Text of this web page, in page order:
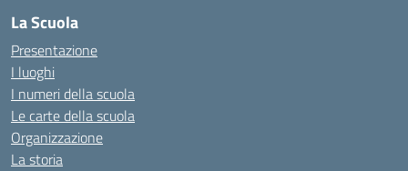
La Scuola
Presentazione
I luoghi
I numeri della scuola
Le carte della scuola
Organizzazione
La storia